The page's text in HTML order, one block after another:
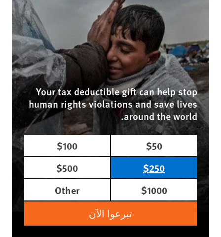
Your tax deductible gift can help stop
human rights violations and save lives
around the world.
$50
$100
$250
$500
$1000
Other
تبرعوا الآن